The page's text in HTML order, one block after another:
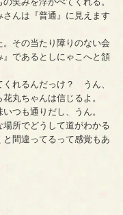
んは『普通』に見えます
その当たり障りのない会
であるとしにゃこへと頷
くれるんだっけ？ うん、
丸ちゃんは信じるよ。
つも通りだし、うん。
所でどうして道がわかる
間違ってるって感覚もあ